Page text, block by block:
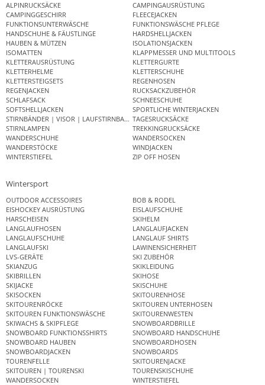
ALPINRUCKSÄCKE
CAMPINGAUSRÜSTUNG
CAMPINGGESCHIRR
FLEECEJACKEN
FUNKTIONSUNTERWÄSCHE
FUNKTIONSWÄSCHE PFLEGE
HANDSCHUHE & FÄUSTLINGE
HARDSHELLJACKEN
HAUBEN & MÜTZEN
ISOLATIONSJACKEN
ISOMATTEN
KLAPPMESSER UND MULTITOOLS
KLETTERAUSRÜSTUNG
KLETTERGURTE
KLETTERHELME
KLETTERSCHUHE
KLETTERSTEIGSETS
REGENHOSEN
REGENJACKEN
RUCKSACKZUBEHÖR
SCHLAFSACK
SCHNEESCHUHE
SOFTSHELLJACKEN
SPORTLICHE WINTERJACKEN
STIRNBÄNDER | VISOR | LAUFSTIRNBANDTAGESRUCKSÄCKE
STIRNLAMPEN
TREKKINGRUCKSÄCKE
WANDERSCHUHE
WANDERSOCKEN
WANDERSTÖCKE
WINDJACKEN
WINTERSTIEFEL
ZIP OFF HOSEN
Wintersport
OUTDOOR ACCESSOIRES
BOB & RODEL
EISHOCKEY AUSRÜSTUNG
EISLAUFSCHUHE
HARSCHEISEN
SKIHELM
LANGLAUFHOSEN
LANGLAUFJACKEN
LANGLAUFSCHUHE
LANGLAUF SHIRTS
LANGLAUFSKI
LAWINENSICHERHEIT
LVS-GERÄTE
SKI ZUBEHÖR
SKIANZUG
SKIKLEIDUNG
SKIBRILLEN
SKIHOSE
SKIJACKE
SKISCHUHE
SKISOCKEN
SKITOURENHOSE
SKITOURENRÖCKE
SKITOUREN UNTERHOSEN
SKITOUREN FUNKTIONSWÄSCHE
SKITOURENWESTEN
SKIWACHS & SKIPFLEGE
SNOWBOARDBRILLE
SNOWBOARD FUNKTIONSSHIRTS
SNOWBOARD HANDSCHUHE
SNOWBOARD HAUBEN
SNOWBOARDHOSEN
SNOWBOARDJACKEN
SNOWBOARDS
TOURENFELLE
SKITOURENJACKE
SKITOUREN | TOURENSKI
TOURENSKISCHUHE
WANDERSOCKEN
WINTERSTIEFEL